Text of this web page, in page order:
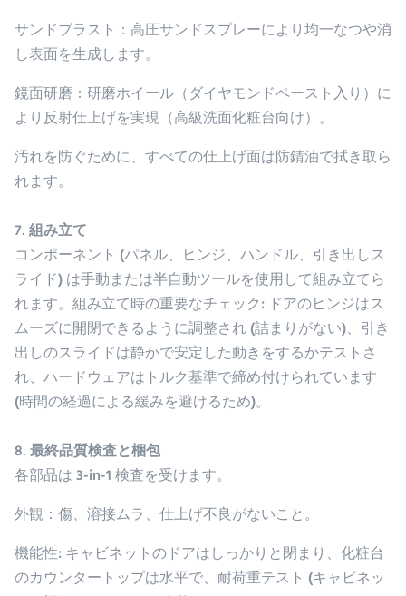
サンドブラスト ：高圧サンドスプレーにより均一なつや消
し表面を生成します。
鏡面研磨 ：研磨ホイール（ダイヤモンドペースト入り）に
より反射仕上げを実現（高級洗面化粧台向け）。
汚れを防ぐために、すべての仕上げ面は防錆油で拭き取ら
れます。
7. 組み立て
コンポーネント (パネル、ヒンジ、ハンドル、引き出しス
ライド) は手動または半自動ツールを使用して組み立てら
れます。組み立て時の重要なチェック: ドアのヒンジはス
ムーズに開閉できるように調整され (詰まりがない)、引き
出しのスライドは静かで安定した動きをするかテストさ
れ、ハードウェアはトルク基準で締め付けられています
(時間の経過による緩みを避けるため)。
8. 最終品質検査と梱包
各部品は 3-in-1 検査を受けます。
外観 ：傷、溶接ムラ、仕上げ不良がないこと。
機能性: キャビネットのドアはしっかりと閉まり、化粧台
のカウンタートップは水平で、耐荷重テスト (キャビネッ